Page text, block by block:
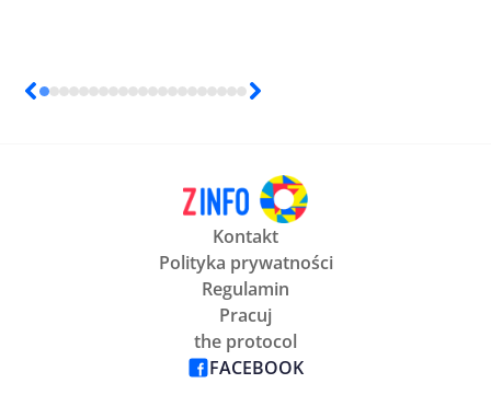
Kontakt
Polityka prywatności
Regulamin
Pracuj
the protocol
FACEBOOK